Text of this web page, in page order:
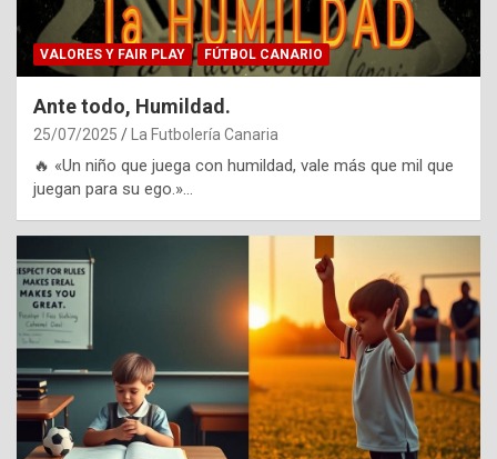
VALORES Y FAIR PLAY FÚTBOL CANARIO
Ante todo, Humildad.
25/07/2025 La Futbolería Canaria
🔥 «Un niño que juega con humildad, vale más que mil que
juegan para su ego.»…